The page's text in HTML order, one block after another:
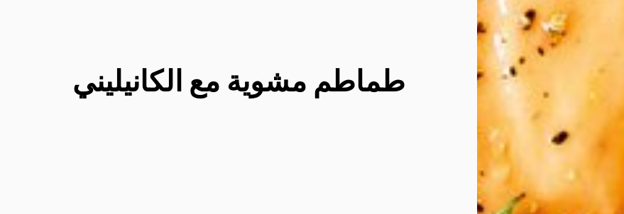
طماطم مشوية مع الكانيليني